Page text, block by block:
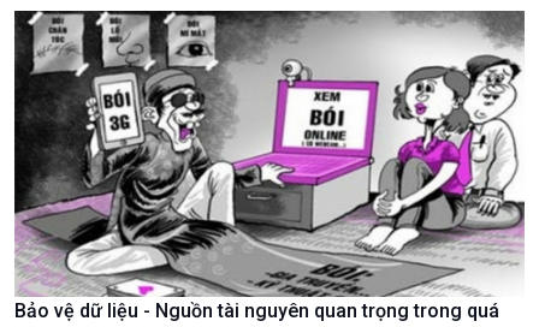
Giới thiệu
Thời sự
Thời sự 6h
Thời sự 12h
Thời sự 18h
Thời sự 21h30
Bản tin
Chuyên mục
Theo dòng Thời sự
Bảo vệ dữ liệu - Nguồn tài nguyên quan trọng trong quá